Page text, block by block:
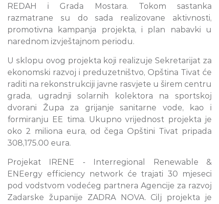
REDAH i Grada Mostara. Tokom sastanka
razmatrane su do sada realizovane aktivnosti,
promotivna kampanja projekta, i plan nabavki u
narednom izvještajnom periodu.
U sklopu ovog projekta koji realizuje Sekretarijat za
ekonomski razvoj i preduzetništvo, Opština Tivat će
raditi na rekonstrukciji javne rasvjete u širem centru
grada, ugradnji solarnih kolektora na sportskoj
dvorani Župa za grijanje sanitarne vode, kao i
formiranju EE tima. Ukupno vrijednost projekta je
oko 2 miliona eura, od čega Opštini Tivat pripada
308,175.00 eura.
Projekat IRENE - Interregional Renewable &
ENEergy efficiency network će trajati 30 mjeseci
pod vodstvom vodećeg partnera Agencije za razvoj
Zadarske županije ZADRA NOVA. Cilj projekta je